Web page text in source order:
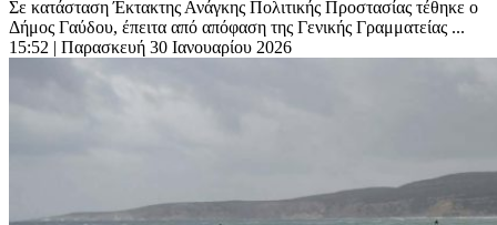
Σε κατάσταση Έκτακτης Ανάγκης Πολιτικής Προστασίας τέθηκε ο
Δήμος Γαύδου, έπειτα από απόφαση της Γενικής Γραμματείας ...
15:52 | Παρασκευή 30 Ιανουαρίου 2026